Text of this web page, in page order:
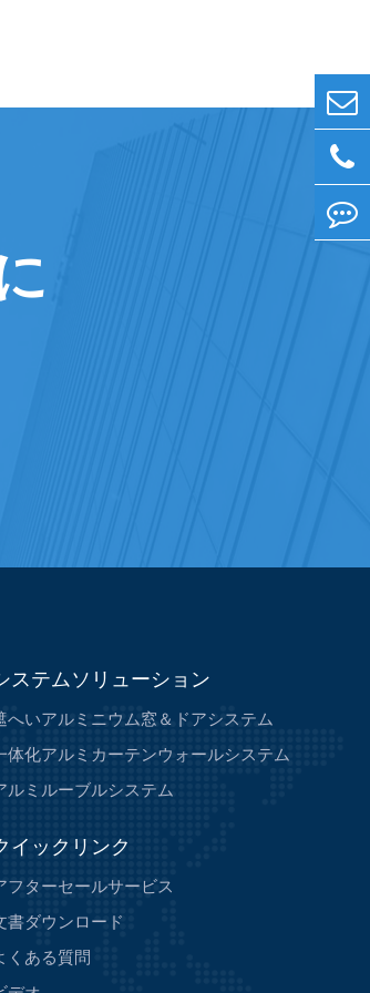
ステムソリューション
へいアルミニウム窓＆ドアシステム
体化アルミカーテンウォールシステム
ルミルーブルシステム
イックリンク
フターセールサービス
書ダウンロード
くある質問